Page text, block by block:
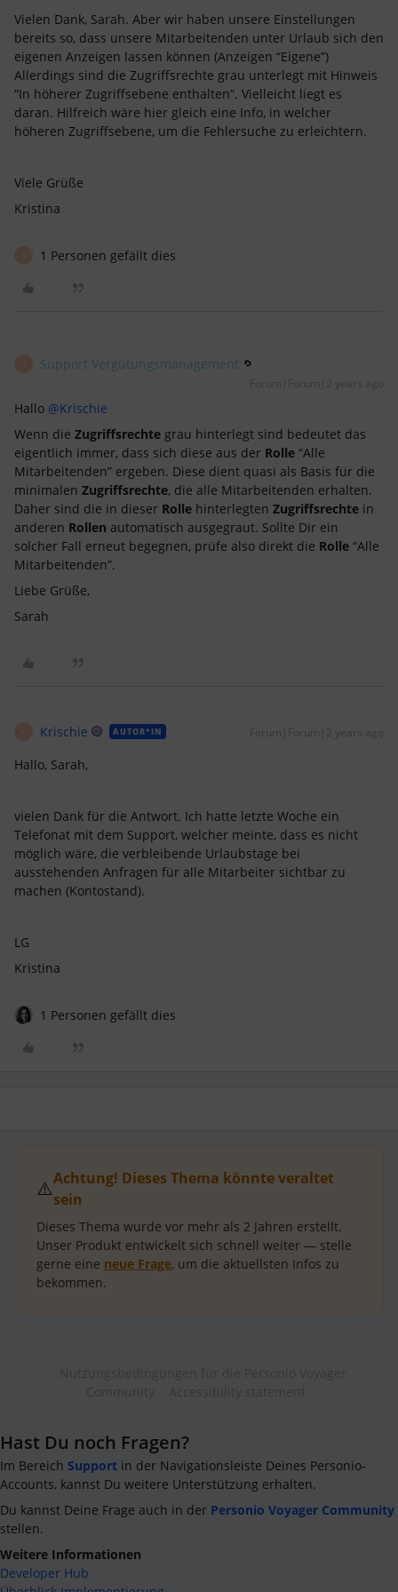
Vielen Dank, Sarah. Aber wir haben unsere Einstellungen
bereits so, dass unsere Mitarbeitenden unter Urlaub sich den
eigenen Anzeigen lassen können (Anzeigen “Eigene”)
Allerdings sind die Zugriffsrechte grau unterlegt mit Hinweis
“In höherer Zugriffsebene enthalten”. Vielleicht liegt es
daran. Hilfreich wäre hier gleich eine Info, in welcher
höheren Zugriffsebene, um die Fehlersuche zu erleichtern.
Viele Grüße
Kristina
1 Personen gefällt dies
Support Vergütungsmanagement
Forum|Forum|2 years ago
Hallo @Krischie
Wenn die Zugriffsrechte grau hinterlegt sind bedeutet das
eigentlich immer, dass sich diese aus der Rolle “Alle
Mitarbeitenden” ergeben. Diese dient quasi als Basis für die
minimalen Zugriffsrechte, die alle Mitarbeitenden erhalten.
Daher sind die in dieser Rolle hinterlegten Zugriffsrechte in
anderen Rollen automatisch ausgegraut. Sollte Dir ein
solcher Fall erneut begegnen, prüfe also direkt die Rolle “Alle
Mitarbeitenden”.
Liebe Grüße,
Sarah
Krischie AUTOR*IN Forum|Forum|2 years ago
Hallo, Sarah,
vielen Dank für die Antwort. Ich hatte letzte Woche ein
Telefonat mit dem Support, welcher meinte, dass es nicht
möglich wäre, die verbleibende Urlaubstage bei
ausstehenden Anfragen für alle Mitarbeiter sichtbar zu
machen (Kontostand).
LG
Kristina
1 Personen gefällt dies
⚠️Achtung! Dieses Thema könnte veraltet
sein
Dieses Thema wurde vor mehr als 2 Jahren erstellt.
Unser Produkt entwickelt sich schnell weiter — stelle
gerne eine neue Frage, um die aktuellsten Infos zu
bekommen.
Hast Du noch Fragen?
Im Bereich Support in der Navigationsleiste Deines Personio-
Accounts, kannst Du weitere Unterstützung erhalten.
Du kannst Deine Frage auch in der Personio Voyager Community
stellen.
Weitere Informationen
Developer Hub